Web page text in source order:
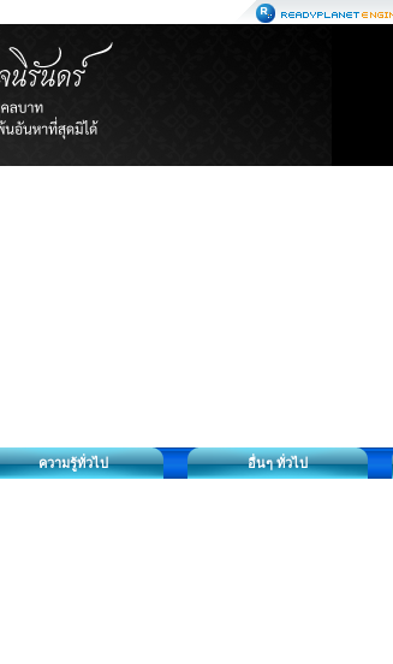
ความรู้ทั่วไป อื่นๆ ทั่วไป